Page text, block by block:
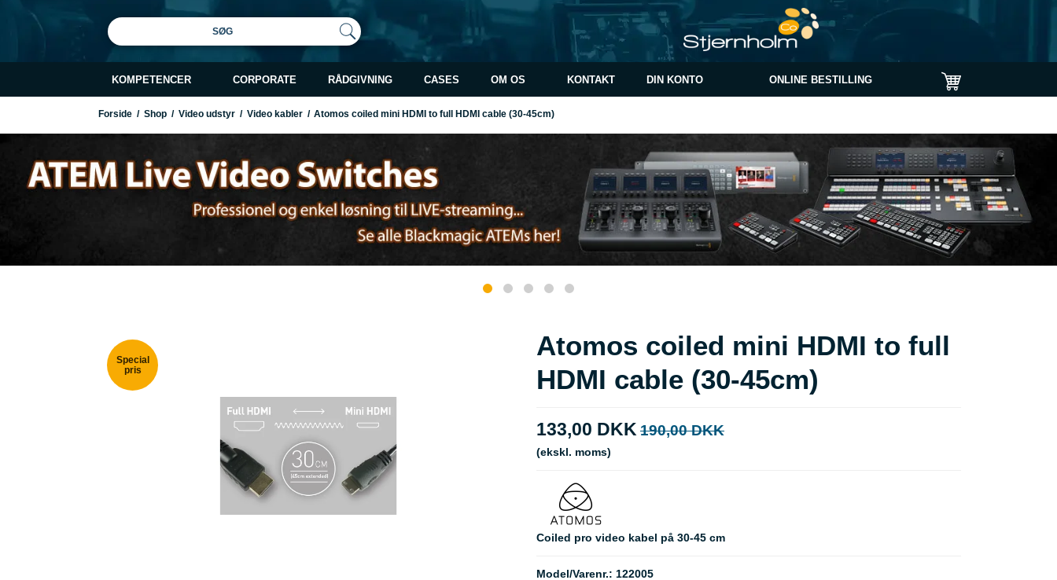
SØG
KOMPETENCER CORPORATE RÅDGIVNING CASES OM OS KONTAKT DIN KONTO ONLINE BESTILLING
Forside / Shop / Video udstyr / Video kabler / Atomos coiled mini HDMI to full HDMI cable (30-45cm)
Special
pris
Atomos coiled mini HDMI to full
HDMI cable (30-45cm)
133,00 DKK 190,00 DKK
(ekskl. moms)
Coiled pro video kabel på 30-45 cm
Model/Varenr.: 122005